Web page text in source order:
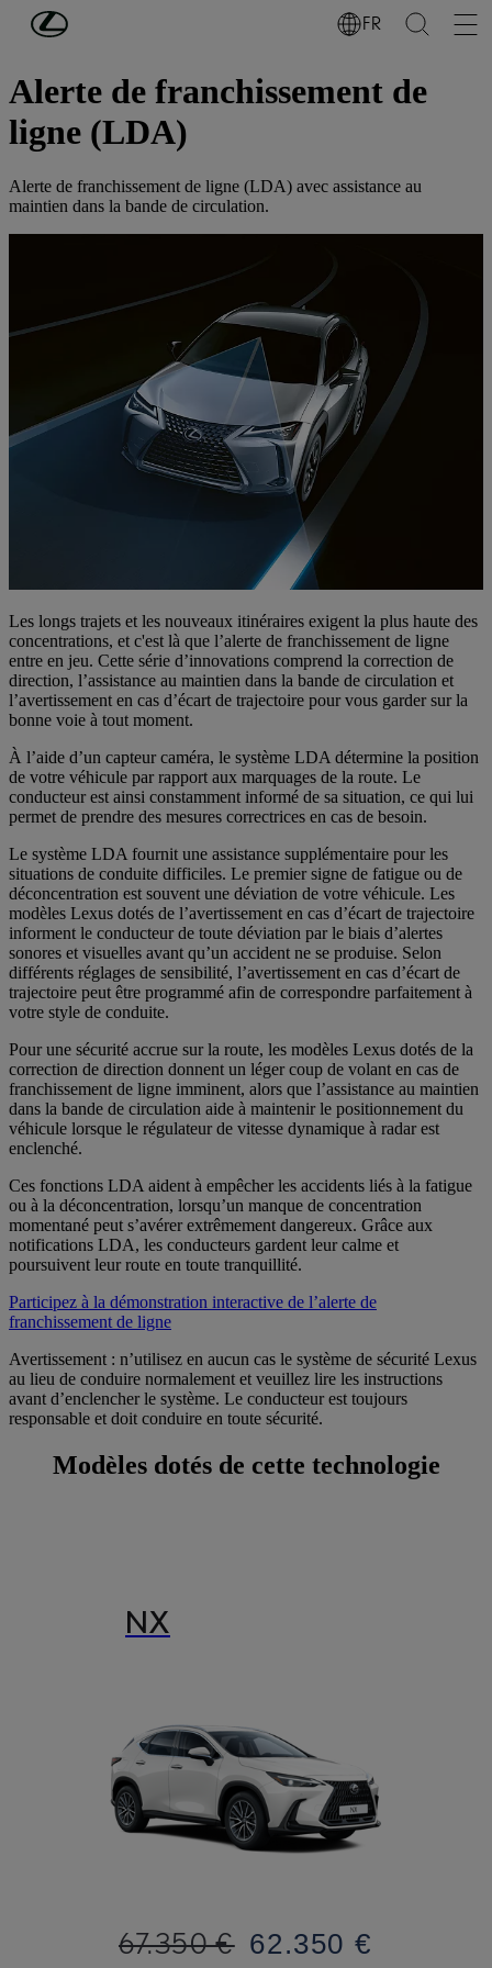
Passer au contenu principal (Appuyez sur Enter) FR
Découvrez Lexus
Alerte de franchissement de
ligne (LDA)
Alerte de franchissement de ligne (LDA) avec assistance au
maintien dans la bande de circulation.
Les longs trajets et les nouveaux itinéraires exigent la plus haute des
concentrations, et c'est là que l’alerte de franchissement de ligne
entre en jeu. Cette série d’innovations comprend la correction de
direction, l’assistance au maintien dans la bande de circulation et
l’avertissement en cas d’écart de trajectoire pour vous garder sur la
bonne voie à tout moment.
À l’aide d’un capteur caméra, le système LDA détermine la position
de votre véhicule par rapport aux marquages de la route. Le
conducteur est ainsi constamment informé de sa situation, ce qui lui
permet de prendre des mesures correctrices en cas de besoin.
Le système LDA fournit une assistance supplémentaire pour les
situations de conduite difficiles. Le premier signe de fatigue ou de
déconcentration est souvent une déviation de votre véhicule. Les
modèles Lexus dotés de l’avertissement en cas d’écart de trajectoire
informent le conducteur de toute déviation par le biais d’alertes
sonores et visuelles avant qu’un accident ne se produise. Selon
différents réglages de sensibilité, l’avertissement en cas d’écart de
trajectoire peut être programmé afin de correspondre parfaitement à
votre style de conduite.
Pour une sécurité accrue sur la route, les modèles Lexus dotés de la
correction de direction donnent un léger coup de volant en cas de
franchissement de ligne imminent, alors que l’assistance au maintien
dans la bande de circulation aide à maintenir le positionnement du
véhicule lorsque le régulateur de vitesse dynamique à radar est
enclenché.
Ces fonctions LDA aident à empêcher les accidents liés à la fatigue
ou à la déconcentration, lorsqu’un manque de concentration
momentané peut s’avérer extrêmement dangereux. Grâce aux
notifications LDA, les conducteurs gardent leur calme et
poursuivent leur route en toute tranquillité.
Participez à la démonstration interactive de l’alerte de
franchissement de ligne
Avertissement : n’utilisez en aucun cas le système de sécurité Lexus
au lieu de conduire normalement et veuillez lire les instructions
avant d’enclencher le système. Le conducteur est toujours
responsable et doit conduire en toute sécurité.
Modèles dotés de cette technologie
NX
67.350 € 62.350 €